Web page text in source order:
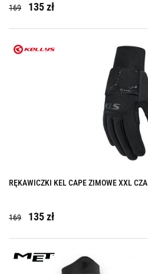
169 135 zł
RĘKAWICZKI KEL CAPE ZIMOWE XXL CZA
169 135 zł